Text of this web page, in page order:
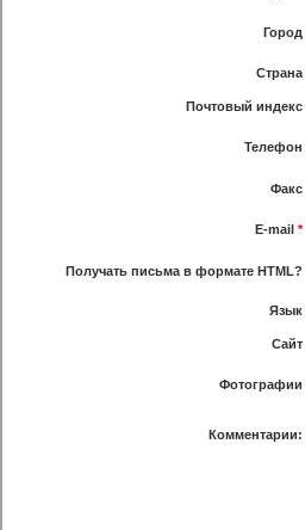
Город
Страна
Почтовый индекс
Телефон
Факс
E-mail*
Получать письма в формате HTML?
Язык
Сайт
Фотографии
Комментарии: